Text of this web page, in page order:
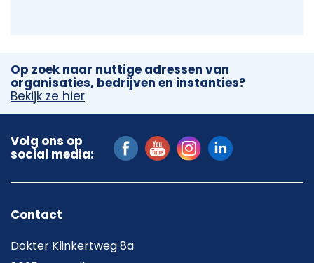
Op zoek naar nuttige adressen van
organisaties, bedrijven en instanties?
Bekijk ze hier
Volg ons op
social media:
Contact
Dokter Klinkertweg 8a